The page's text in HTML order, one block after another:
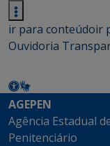
ir para conteúdoir
Ouvidoria
AGEPEN
Agência Estadual
Penitenciário